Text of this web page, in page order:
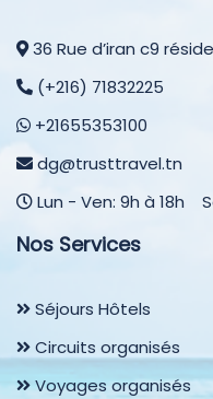
36 Rue d’iran c9
(+216) 71832225
+21655353100
dg@trusttravel.tn
Lun - Ven: 9h à 18h
Nos Services
Séjours Hôtels
Circuits organisés
Voyages organisés